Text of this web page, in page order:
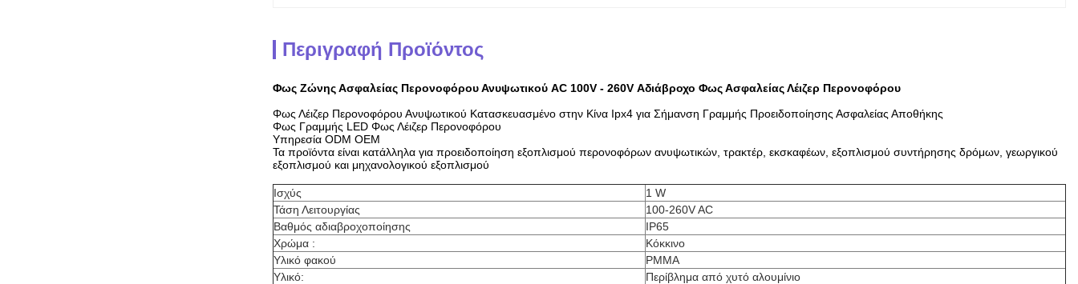
Περιγραφή Προϊόντος
Φως Ζώνης Ασφαλείας Περονοφόρου Ανυψωτικού AC 100V - 260V Αδιάβροχο Φως Ασφαλείας Λέιζερ Περονοφόρου
Φως Λέιζερ Περονοφόρου Ανυψωτικού Κατασκευασμένο στην Κίνα Ipx4 για Σήμανση Γραμμής Προειδοποίησης Ασφαλείας Αποθήκης
Φως Γραμμής LED Φως Λέιζερ Περονοφόρου
Υπηρεσία ODM OEM
Τα προϊόντα είναι κατάλληλα για προειδοποίηση εξοπλισμού περονοφόρων ανυψωτικών, τρακτέρ, εκσκαφέων, εξοπλισμού συντήρησης δρόμων, γεωργικού
εξοπλισμού και μηχανολογικού εξοπλισμού
Ισχύς
1 W
Τάση Λειτουργίας
100-260V AC
Βαθμός αδιαβροχοποίησης
IP65
Χρώμα :
Κόκκινο
Υλικό φακού
PMMA
Υλικό:
Περίβλημα από χυτό αλουμίνιο